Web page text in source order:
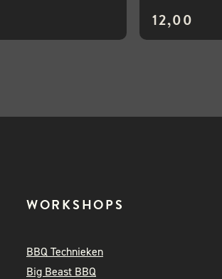
12,00
WORKSHOPS
BBQ Technieken
Big Beast BBQ